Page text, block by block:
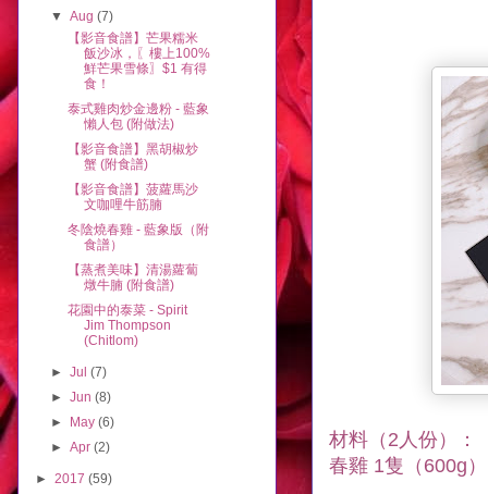
材料（2人份）：
春雞 1隻（600g）
▼Aug(7)
【影音食譜】芒果糯米
飯沙冰，〖樓上100%
鮮芒果雪條〗$1 有得
食！
泰式雞肉炒金邊粉 - 藍象
懶人包 (附做法)
【影音食譜】黑胡椒炒
蟹 (附食譜)
【影音食譜】菠蘿馬沙
文咖哩牛筋腩
冬陰燒春雞 - 藍象版（附
食譜）
【蒸煮美味】清湯蘿蔔
燉牛腩 (附食譜)
花園中的泰菜 - Spirit
Jim Thompson
(Chitlom)
►Jul(7)
►Jun(8)
► May(6)
►Apr(2)
► 2017 (59)